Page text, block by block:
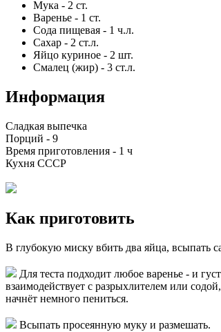
Мука - 2 ст.
Варенье - 1 ст.
Сода пищевая - 1 ч.л.
Сахар - 2 ст.л.
Яйцо куриное - 2 шт.
Смалец (жир) - 3 ст.л.
Информация
Сладкая выпечка
Порций - 9
Время приготовления - 1 ч
Кухня СССР
Как приготовить
В глубокую миску вбить два яйца, всыпать
Для теста подходит любое варенье - и
взаимодействует с разрыхлителем или
начнёт немного пениться.
Всыпать просеянную муку и размешать.